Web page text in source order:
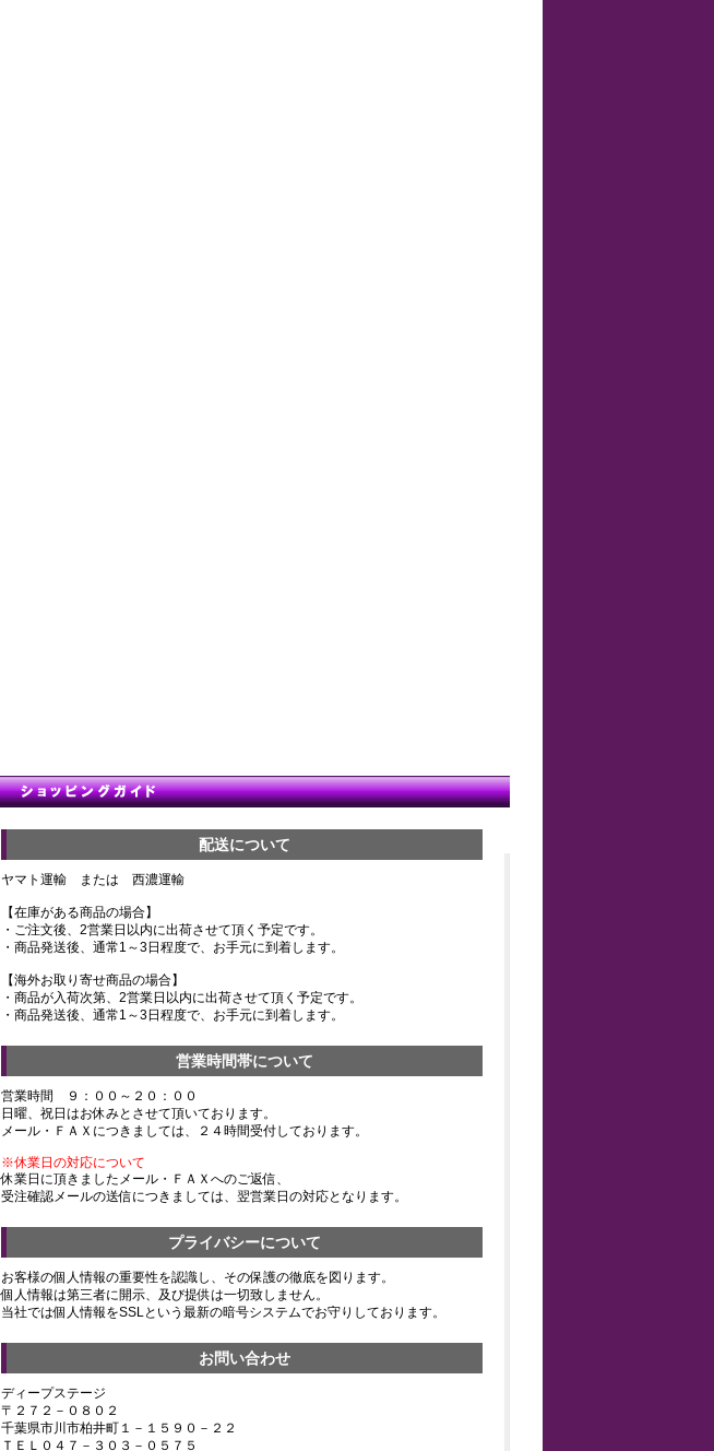
配送について
ヤマト運輸 または 西濃運輸
【在庫がある商品の場合】
・ご注文後、2営業日以内に出荷させて頂く予定です。
・商品発送後、通常1～3日程度で、お手元に到着します。
【海外お取り寄せ商品の場合】
・商品が入荷次第、2営業日以内に出荷させて頂く予定です。
・商品発送後、通常1～3日程度で、お手元に到着します。
営業時間帯について
営業時間 ９：００～２０：００
日曜、祝日はお休みとさせて頂いております。
メール・ＦＡＸにつきましては、２４時間受付しております。
※休業日の対応について
休業日に頂きましたメール・ＦＡＸへのご返信、
受注確認メールの送信につきましては、翌営業日の対応となります。
プライバシーについて
お客様の個人情報の重要性を認識し、その保護の徹底を図ります。
個人情報は第三者に開示、及び提供は一切致しません。
当社では個人情報をSSLという最新の暗号システムでお守りしております。
お問い合わせ
ディープステージ
〒２７２－０８０２
千葉県市川市柏井町１－１５９０－２２
ＴＥＬ０４７－３０３－０５７５